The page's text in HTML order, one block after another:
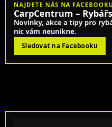
NAJDETE NÁS NA FACEBOOKU
CarpCentrum –
Novinky, akce a tipy pro
nic vám neunikne.
Sledovat na Facebooku